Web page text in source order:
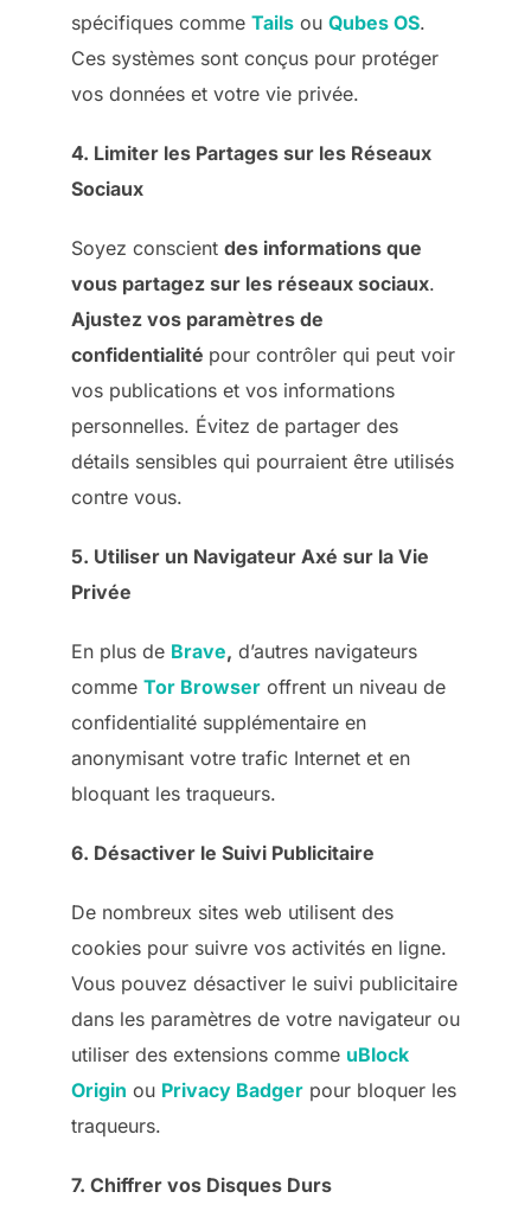
spécifiques comme Tails ou Qubes OS.
Ces systèmes sont conçus pour protéger
vos données et votre vie privée.
4. Limiter les Partages sur les Réseaux
Sociaux
Soyez conscient des informations que
vous partagez sur les réseaux sociaux.
Ajustez vos paramètres de
confidentialité pour contrôler qui peut voir
vos publications et vos informations
personnelles. Évitez de partager des
détails sensibles qui pourraient être utilisés
contre vous.
5. Utiliser un Navigateur Axé sur la Vie
Privée
En plus de Brave, d’autres navigateurs
comme Tor Browser offrent un niveau de
confidentialité supplémentaire en
anonymisant votre trafic Internet et en
bloquant les traqueurs.
6. Désactiver le Suivi Publicitaire
De nombreux sites web utilisent des
cookies pour suivre vos activités en ligne.
Vous pouvez désactiver le suivi publicitaire
dans les paramètres de votre navigateur ou
utiliser des extensions comme uBlock
Origin ou Privacy Badger pour bloquer les
traqueurs.
7. Chiffrer vos Disques Durs